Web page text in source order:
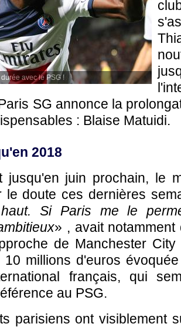
avec le PSG !
SG annonce la
: Blaise Matuidi.
2018
jusqu'en juin prochain, le
le doute ces dernières
Si Paris me le
» , avait notamment
de Manchester
10 millions d'euros
français, qui
au PSG.
parisiens ont visiblement